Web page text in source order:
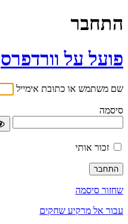
התחבר
פועל על וורדפרס
שם משתמש או כתובת אימייל
סיסמה
זכור אותי
שחזור סיסמה
עבור אל מרקיע שחקים